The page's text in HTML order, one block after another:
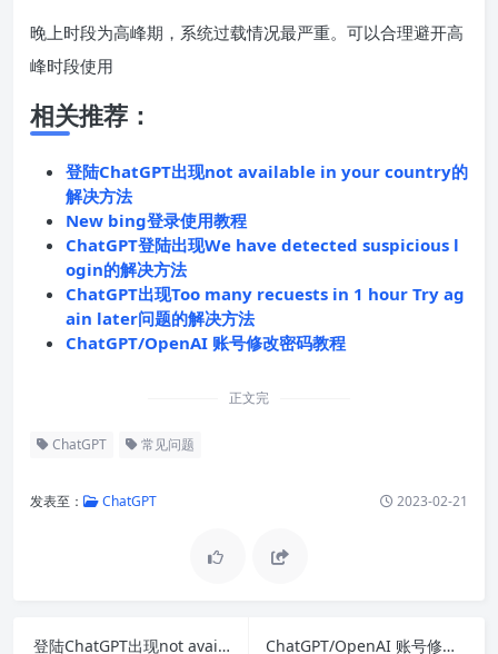
晚上时段为高峰期，系统过载情况最严重。可以合理避开高
峰时段使用
相关推荐：
登陆ChatGPT出现not available in your country的
解决方法
New bing登录使用教程
ChatGPT登陆出现We have detected suspicious l
ogin的解决方法
ChatGPT出现Too many recuests in 1 hour Try ag
ain later问题的解决方法
ChatGPT/OpenAI 账号修改密码教程
正文完
ChatGPT 常见问题
发表至： ChatGPT 2023-02-21
登陆ChatGPT出现not available in your country的解决方法 ChatGPT/OpenAI 账号修改密码教程